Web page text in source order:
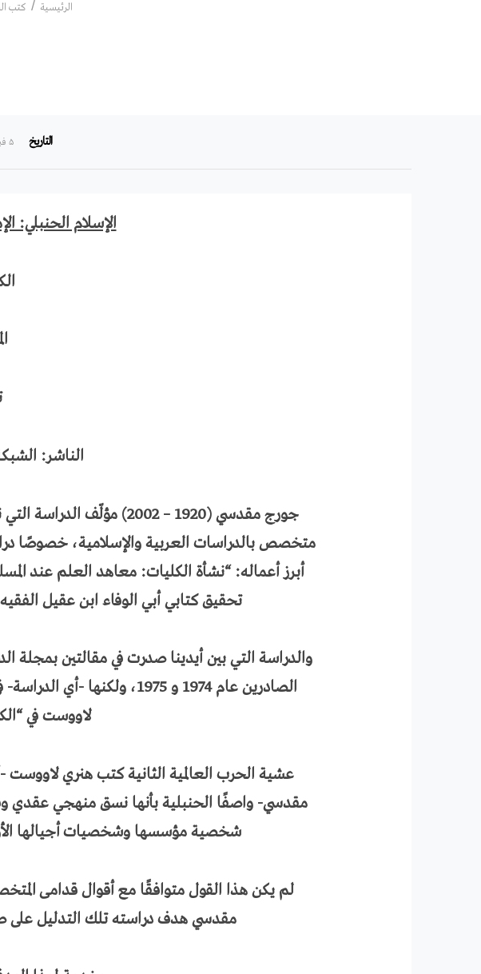
الرئيسية كتب
التاريخ ۵ فبراير ۲۰۱۹
الإسلام الحنبلي:
الناشر:
جورج مقدسي (1920 –
متخصص بالدراسات العربية والإسلامية، خصوصًا
أبرز أعماله: “نشأة الكليات: معاهد العلم عند
تحقيق كتابي أبي الوفاء ابن عقيل
والدراسة التي بين أيدينا صدرت في مقالتين بمجلة
الصادرين عام 1974 و 1975،
لاووست في
عشية الحرب العالمية الثانية كتب هنري لاووست -
مقدسي- واصفًا الحنبلية بأنها نسق منهجي
شخصية مؤسسها وشخصيات أجيالها
لم يكن هذا القول متوافقًا مع أقوال قدامى
مقدسي هدف دراسته تلك التدليل على